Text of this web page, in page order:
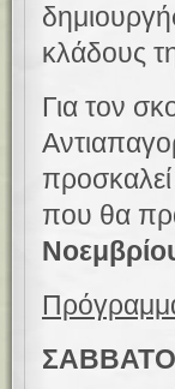
κλάδους
Για τον
που θα
ΣΑΒΒΑΤΟ